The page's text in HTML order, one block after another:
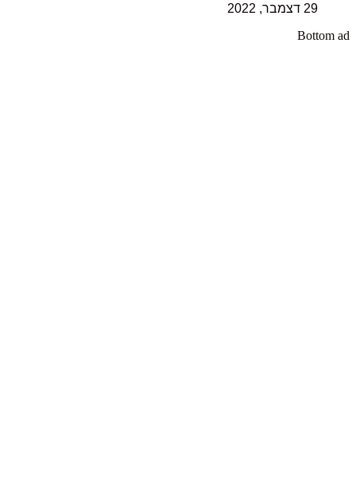
29 דצמבר, 2022
Bottom ad